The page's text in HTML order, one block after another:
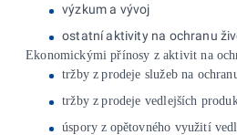
výzkum a vývoj
ostatní aktivity na ochranu
Ekonomickými přínosy z aktivit na
tržby z prodeje služeb na
tržby z prodeje vedlejších
úspory z opětovného využití